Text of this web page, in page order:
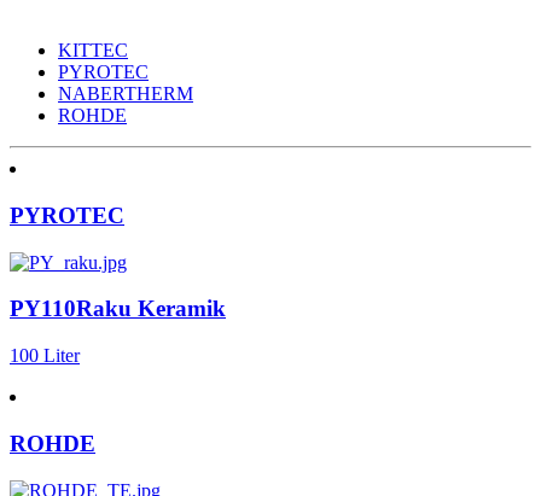
KITTEC
PYROTEC
NABERTHERM
ROHDE
PYROTEC
PY110Raku Keramik
100 Liter
ROHDE